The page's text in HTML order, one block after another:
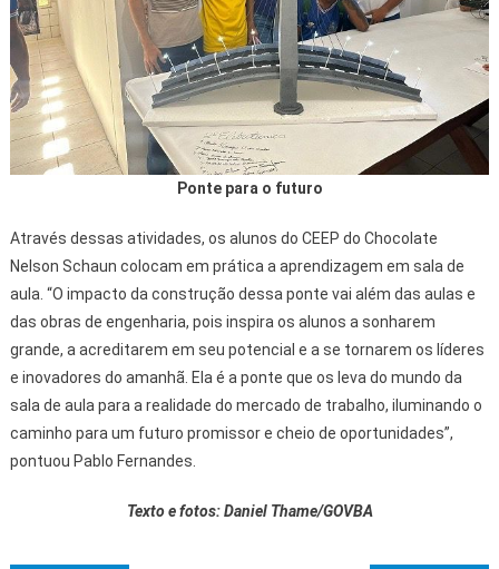
Ponte para o futuro
Através dessas atividades, os alunos do CEEP do Chocolate
Nelson Schaun colocam em prática a aprendizagem em sala de
aula. “O impacto da construção dessa ponte vai além das aulas e
das obras de engenharia, pois inspira os alunos a sonharem
grande, a acreditarem em seu potencial e a se tornarem os líderes
e inovadores do amanhã. Ela é a ponte que os leva do mundo da
sala de aula para a realidade do mercado de trabalho, iluminando o
caminho para um futuro promissor e cheio de oportunidades”,
pontuou Pablo Fernandes.
Texto e fotos: Daniel Thame/GOVBA